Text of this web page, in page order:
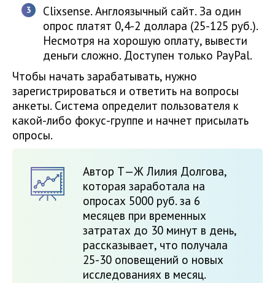
Clixsense. Англоязычный сайт. За один
опрос платят 0,4-2 доллара (25-125 руб.).
Несмотря на хорошую оплату, вывести
деньги сложно. Доступен только PayPal.
Чтобы начать зарабатывать, нужно
зарегистрироваться и ответить на вопросы
анкеты. Система определит пользователя к
какой-либо фокус-группе и начнет присылать
опросы.
Автор Т—Ж Лилия Долгова,
которая заработала на
опросах 5000 руб. за 6
месяцев при временных
затратах до 30 минут в день,
рассказывает, что получала
25-30 оповещений о новых
исследованиях в месяц.